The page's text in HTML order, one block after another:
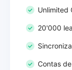
Unlimited
20'000
Contas